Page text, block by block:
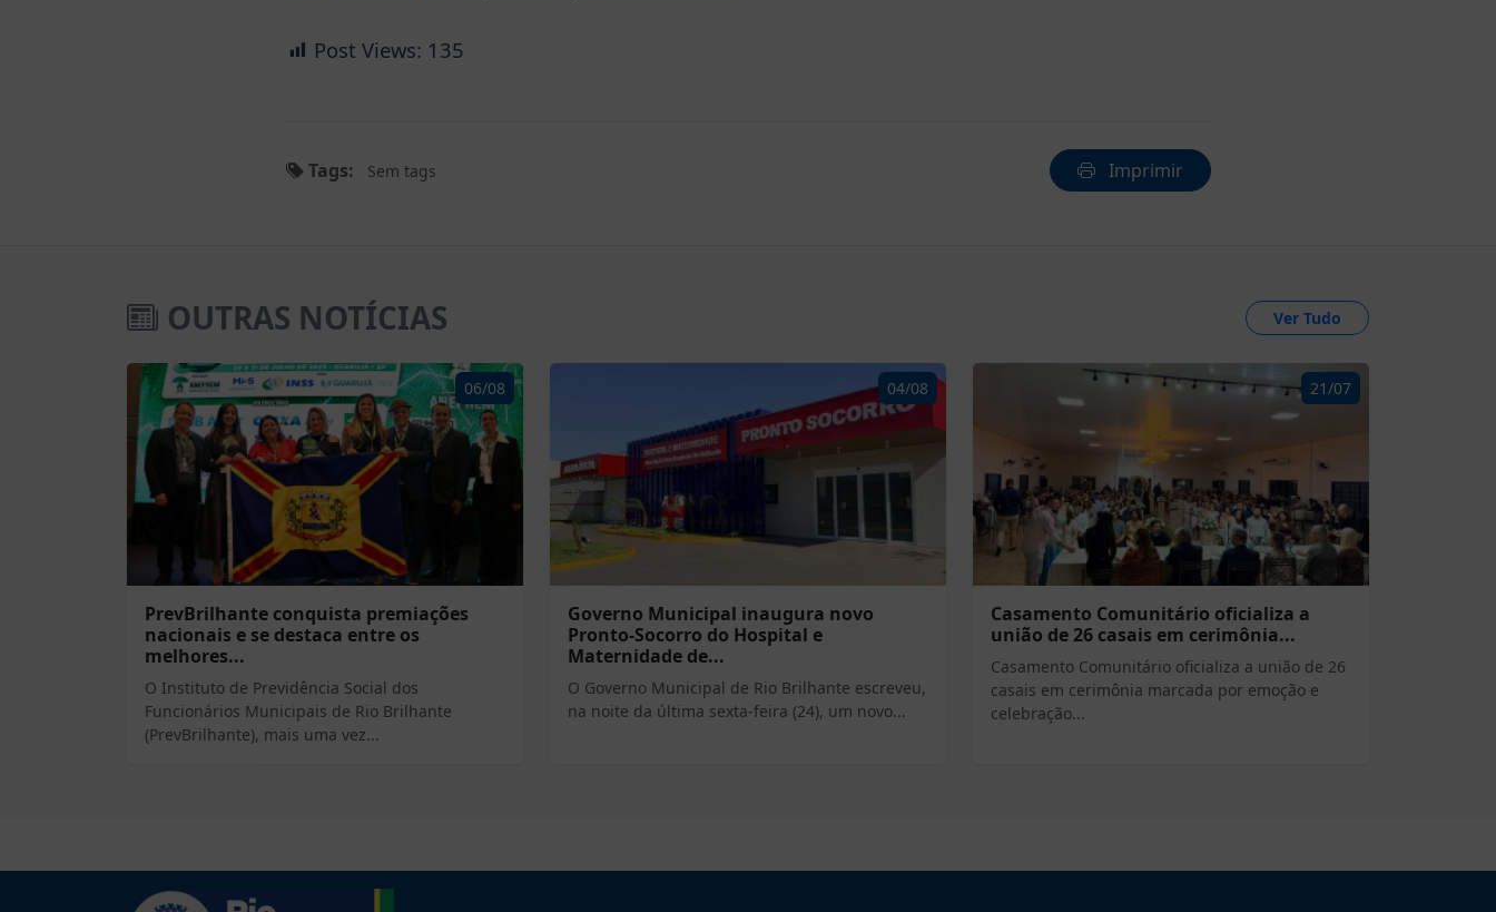
Post Views: 135
Tags: Sem tags Imprimir
OUTRAS NOTÍCIAS Ver Tudo
06/08
PrevBrilhante conquista premiações
nacionais e se destaca entre os
melhores...
O Instituto de Previdência Social dos
Funcionários Municipais de Rio Brilhante
(PrevBrilhante), mais uma vez...
04/08
Governo Municipal inaugura novo
Pronto-Socorro do Hospital e
Maternidade de...
O Governo Municipal de Rio Brilhante escreveu,
na noite da última sexta-feira (24), um novo...
21/07
Casamento Comunitário oficializa a
união de 26 casais em cerimônia...
Casamento Comunitário oficializa a união de 26
casais em cerimônia marcada por emoção e
celebração...